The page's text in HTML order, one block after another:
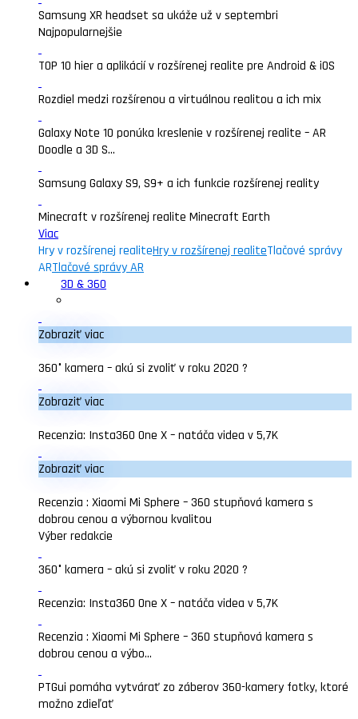
Samsung XR headset sa ukáže už v septembri
Najpopularnejšie
TOP 10 hier a aplikácií v rozšírenej realite pre Android & iOS
Rozdiel medzi rozšírenou a virtuálnou realitou a ich mix
Galaxy Note 10 ponúka kreslenie v rozšírenej realite – AR
Doodle a 3D S...
Samsung Galaxy S9, S9+ a ich funkcie rozšírenej reality
Minecraft v rozšírenej realite Minecraft Earth
Viac
Hry v rozšírenej realiteHry v rozšírenej realiteTlačové správy
ARTlačové správy AR
3D & 360
Zobraziť viac
360° kamera – akú si zvoliť v roku 2020 ?
Zobraziť viac
Recenzia: Insta360 One X – natáča videa v 5,7K
Zobraziť viac
Recenzia : Xiaomi Mi Sphere – 360 stupňová kamera s
dobrou cenou a výbornou kvalitou
Výber redakcie
360° kamera – akú si zvoliť v roku 2020 ?
Recenzia: Insta360 One X – natáča videa v 5,7K
Recenzia : Xiaomi Mi Sphere – 360 stupňová kamera s
dobrou cenou a výbo...
PTGui pomáha vytvárať zo záberov 360-kamery fotky, ktoré
možno zdieľať